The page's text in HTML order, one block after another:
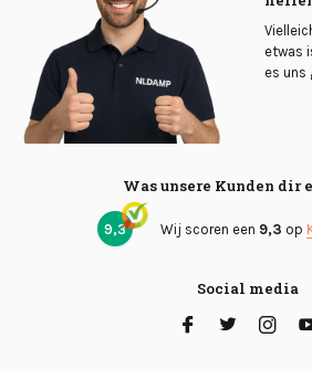
etwas
es uns
Was unsere Kunden dir
9,3 Wij scoren een 9,3 op
Social media